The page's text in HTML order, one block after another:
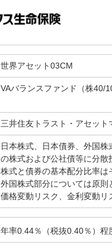
世界アセット03CM
VAバランスファンド（株40/
三井住友トラスト・アセット
日本株式、日本債券、外国
の株式および公社債等に分散
株式と債券の基本配分比率は
外国株式部分については原則
価格変動リスク、金利変動リ
年率0.44％（税抜0.40％）程